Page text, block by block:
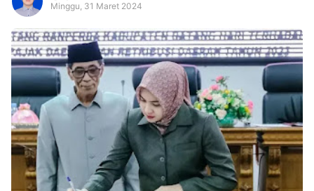
Minggu, 31 Maret 2024
Premium
By
Raushan
Design
With
Shroff
Templates